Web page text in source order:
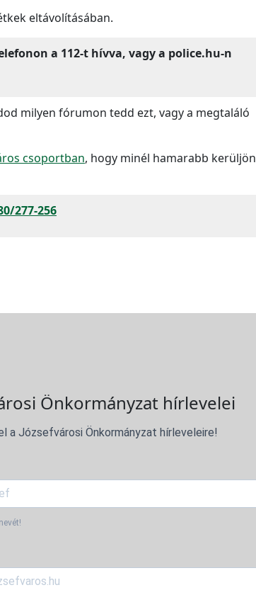
eltávolításában.
a 112-t hívva, vagy a police.hu-n
milyen fórumon tedd ezt, vagy a megtaláló
csoportban, hogy minél hamarabb kerüljön
277-256
Önkormányzat hírlevelei
a Józsefvárosi Önkormányzat hírleveleire!